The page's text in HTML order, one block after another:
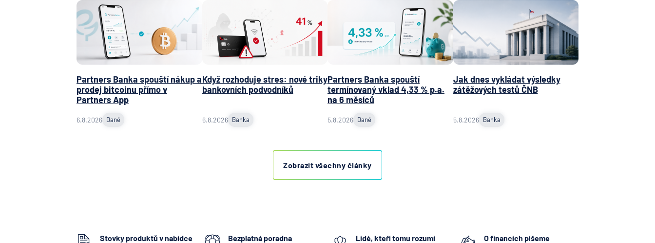
Partners Banka spouští nákup a
prodej bitcoinu přímo v
Partners App
6.8.2026 Daně
Když rozhoduje stres: nové triky
bankovních podvodníků
6.8.2026 Banka
Partners Banka spouští
termínovaný vklad 4,33 % p.a.
na 6 měsíců
5.8.2026 Daně
Jak dnes vykládat výsledky
zátěžových testů ČNB
5.8.2026 Banka
Zobrazit všechny články
Stovky produktů v nabídce Bezplatná poradna Lidé, kteří tomu rozumí O financích píšeme